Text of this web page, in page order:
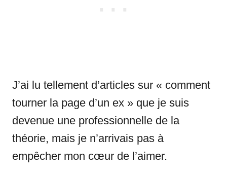
J’ai lu tellement d’articles sur « comment
tourner la page d’un ex » que je suis
devenue une professionnelle de la
théorie, mais je n’arrivais pas à
empêcher mon cœur de l’aimer.